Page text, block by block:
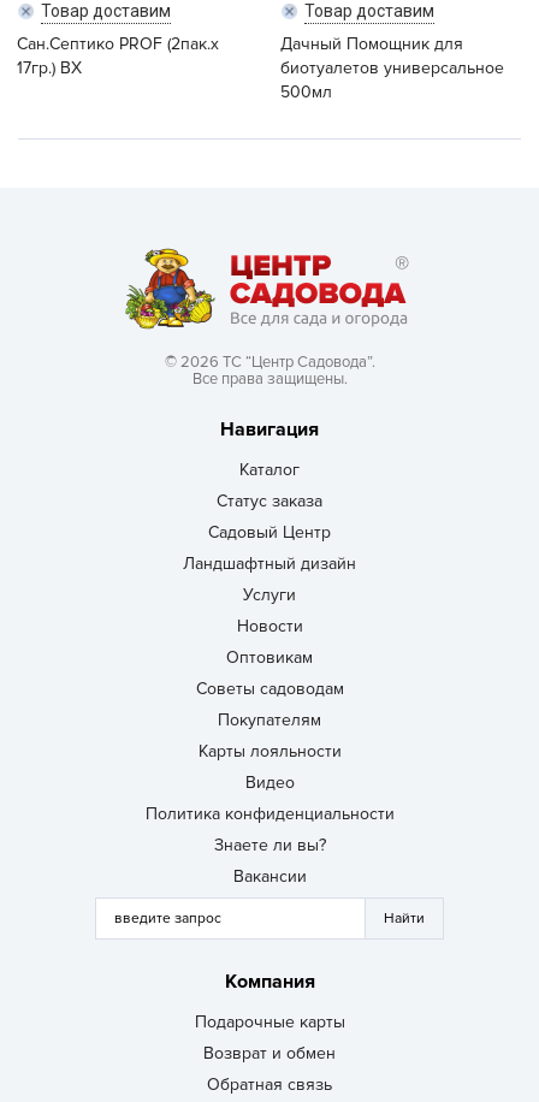
Товар доставим
Сан.Септико PROF (2пак.х
17гр.) ВХ
Товар доставим
Дачный Помощник для
биотуалетов универсальное
500мл
© 2026 ТС “Центр Садовода”.
Все права защищены.
Навигация
Каталог
Статус заказа
Садовый Центр
Ландшафтный дизайн
Услуги
Новости
Оптовикам
Советы садоводам
Покупателям
Карты лояльности
Видео
Политика конфиденциальности
Знаете ли вы?
Вакансии
Компания
Подарочные карты
Возврат и обмен
Обратная связь